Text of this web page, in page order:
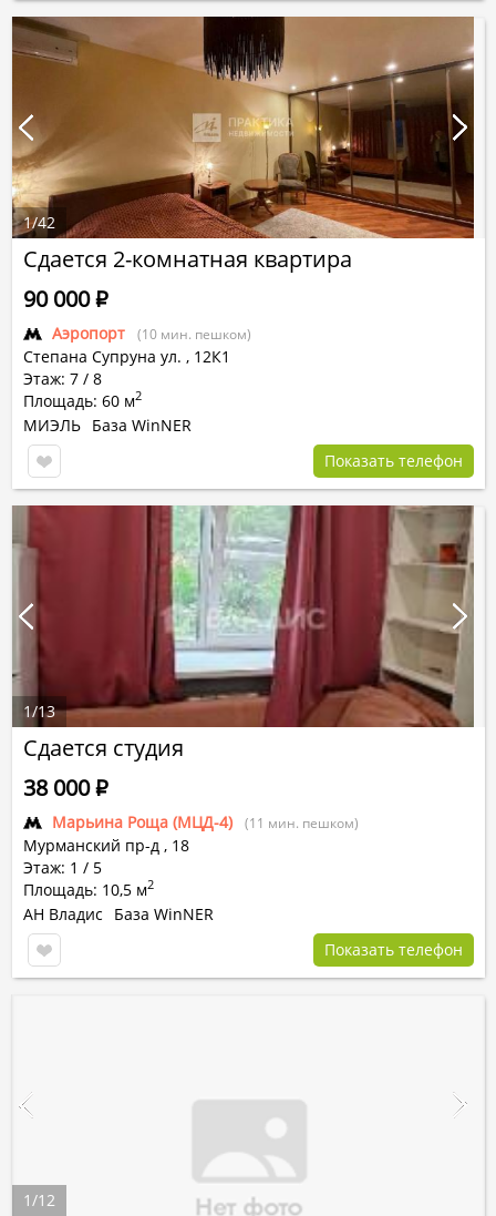
Сдается 2-комнатная квартира
Аэропорт (10 мин. пешком)
Степана Супруна ул. , 12К1
Этаж: 7 / 8
Площадь: 60 м2
90 000Р
МИЭЛЬ База WinNER
Показать телефон
1/42
Сдается студия
Марьина Роща (МЦД-4) (11 мин. пешком)
Мурманский пр-д , 18
Этаж: 1 / 5
Площадь: 10,5 м2
38 000Р
АН Владис
База WinNER
Показать телефон
1/13
1/12